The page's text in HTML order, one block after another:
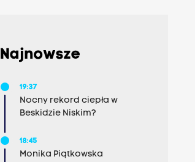
Najnowsze
19:37
Nocny rekord ciepła w
Beskidzie Niskim?
18:45
Monika Piątkowska